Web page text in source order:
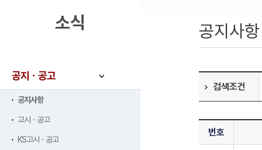
공지사항
검색조건
번호
소식
공지ㆍ공고
공지사항
고시ㆍ공고
KS고시ㆍ공고